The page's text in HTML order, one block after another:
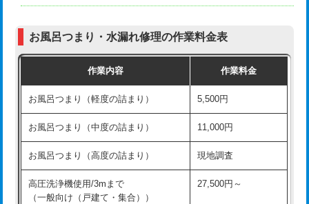
交換・取付（普通便座） 11,000円+材料費
交換・取付（温水洗浄便座） 16,500円+材料費
交換・取付(単水栓（壁付・デッキ
式）)
13,200円+材料費
交換・取付(混合水栓（壁付・デッキ
式・ワンホール）)
16,500円+材料費
交換・取付(排水栓・排水トラップ
（P/S/ポップアップ））
22,000円+材料費
お風呂つまり・水漏れ修理の作業料金表
作業内容 作業料金
お風呂つまり（軽度の詰まり） 5,500円
お風呂つまり（中度の詰まり） 11,000円
お風呂つまり（高度の詰まり） 現地調査
高圧洗浄機使用/3mまで
（一般向け（戸建て・集合））
27,500円～